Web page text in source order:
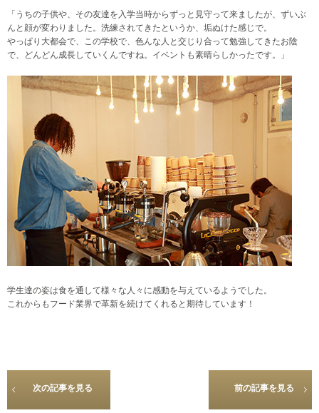
「うちの子供や、その友達を入学当時からずっと見守って来ましたが、ずいぶ
んと顔が変わりました。洗練されてきたというか、垢ぬけた感じで。
やっぱり大都会で、この学校で、色んな人と交じり合って勉強してきたお陰
で、どんどん成長していくんですね。イベントも素晴らしかったです。」
学生達の姿は食を通して様々な人々に感動を与えているようでした。
これからもフード業界で革新を続けてくれると期待しています！
次の記事を見る 前の記事を見る